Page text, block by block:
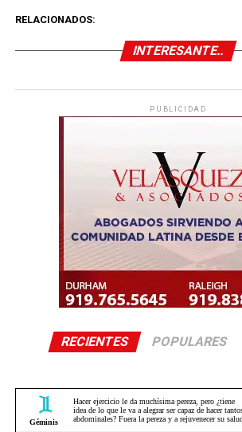
RELACIONADOS:
INTERESANTE..
PUBLICIDAD
RECIENTES POPULARES